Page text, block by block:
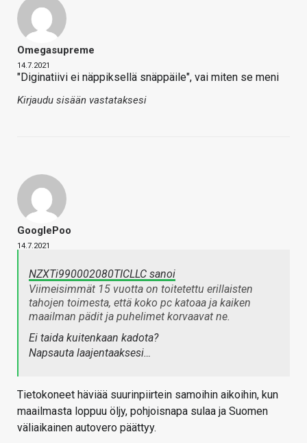
Omegasupreme
14.7.2021
"Diginatiivi ei näppiksellä snäppäile", vai miten se meni
Kirjaudu sisään vastataksesi
GooglePoo
14.7.2021
NZXTi990002080TICLLC sanoi
Viimeisimmät 15 vuotta on toitetettu erillaisten
tahojen toimesta, että koko pc katoaa ja kaiken
maailman pädit ja puhelimet korvaavat ne.
Ei taida kuitenkaan kadota?
Napsauta laajentaaksesi…
Tietokoneet häviää suurinpiirtein samoihin aikoihin, kun
maailmasta loppuu öljy, pohjoisnapa sulaa ja Suomen
väliaikainen autovero päättyy.